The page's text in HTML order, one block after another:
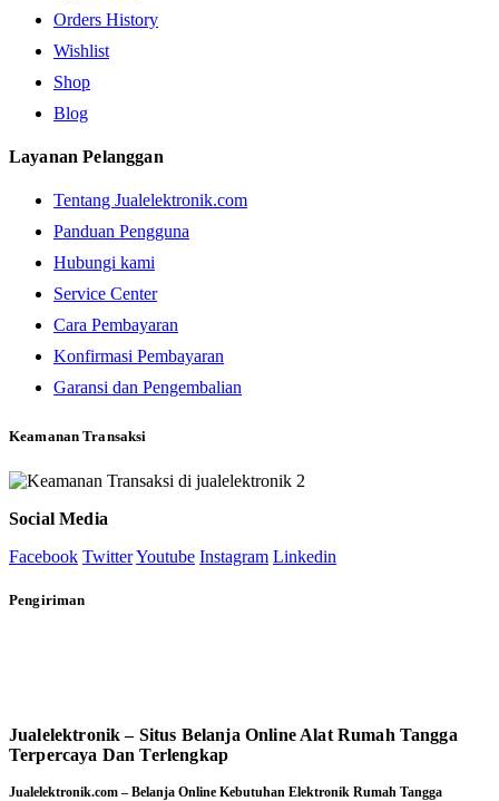
Orders History
Wishlist
Shop
Blog
Layanan Pelanggan
Tentang Jualelektronik.com
Panduan Pengguna
Hubungi kami
Service Center
Cara Pembayaran
Konfirmasi Pembayaran
Garansi dan Pengembalian
Keamanan Transaksi
Social Media
Facebook TwitterYoutube Instagram Linkedin
Pengiriman
Jualelektronik – Situs Belanja Online Alat Rumah Tangga
Terpercaya Dan Terlengkap
Jualelektronik.com – Belanja Online Kebutuhan Elektronik Rumah Tangga